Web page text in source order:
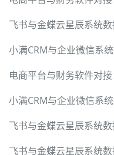
飞书与金蝶云星辰系统
小满CRM与企业微信系
电商平台与财务软件对
小满CRM与企业微信系
飞书与金蝶云星辰系统
飞书与金蝶云星辰系统